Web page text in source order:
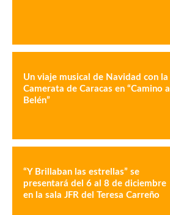
Un viaje musical de Navidad con la
Camerata de Caracas en “Camino a
Belén”
“Y Brillaban las estrellas” se
presentará del 6 al 8 de diciembre
en la sala JFR del Teresa Carreño